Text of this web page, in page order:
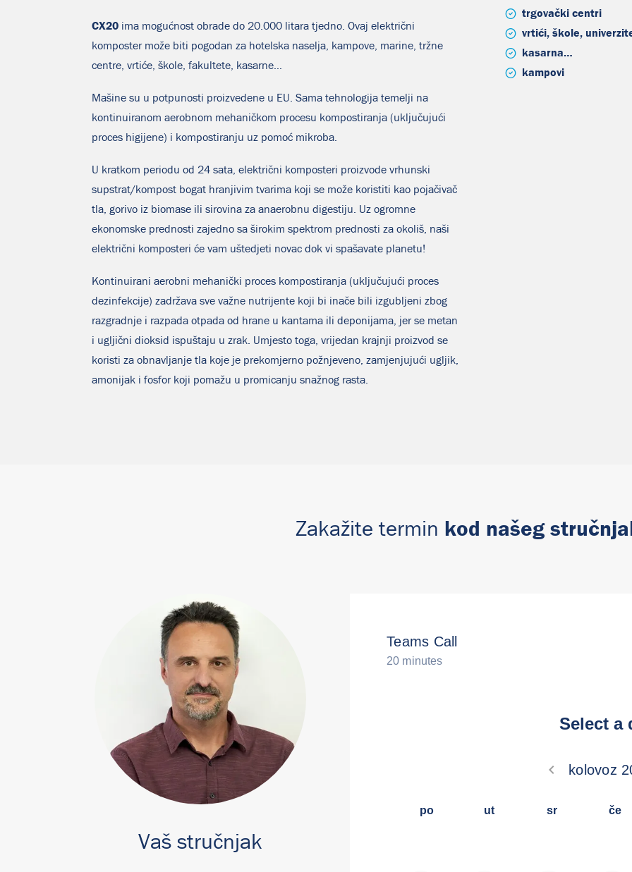
CX20 ima mogućnost obrade do 20.000 litara tjedno. Ovaj električni
komposter može biti pogodan za hotelska naselja, kampove, marine, tržne
centre, vrtiće, škole, fakultete, kasarne…
Mašine su u potpunosti proizvedene u EU. Sama tehnologija temelji na
kontinuiranom aerobnom mehaničkom procesu kompostiranja (uključujući
proces higijene) i kompostiranju uz pomoć mikroba.
U kratkom periodu od 24 sata, električni komposteri proizvode vrhunski
supstrat/kompost bogat hranjivim tvarima koji se može koristiti kao pojačivač
tla, gorivo iz biomase ili sirovina za anaerobnu digestiju. Uz ogromne
ekonomske prednosti zajedno sa širokim spektrom prednosti za okoliš, naši
električni komposteri će vam uštedjeti novac dok vi spašavate planetu!
Kontinuirani aerobni mehanički proces kompostiranja (uključujući proces
dezinfekcije) zadržava sve važne nutrijente koji bi inače bili izgubljeni zbog
razgradnje i razpada otpada od hrane u kantama ili deponijama, jer se metan
i ugljični dioksid ispuštaju u zrak. Umjesto toga, vrijedan krajnji proizvod se
koristi za obnavljanje tla koje je prekomjerno požnjeveno, zamjenjujući ugljik,
amonijak i fosfor koji pomažu u promicanju snažnog rasta.
trgovački centri
vrtići, škole,
kasarna…
kampovi
Zakažite termin kod našeg
Vaš stručnjak